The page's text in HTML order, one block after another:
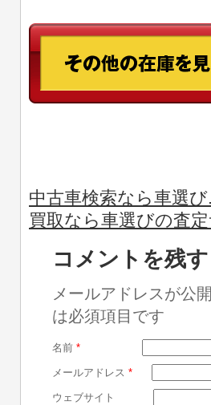
中古車検索なら車選び
買取なら車選びの査
コメントを残す
メールアドレスが公
は必須項目です
名前 *
メールアドレス *
ウェブサイト